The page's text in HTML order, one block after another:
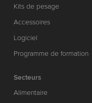
Kits de pesage
Accessoires
Logiciel
Programme de formation
Secteurs
Alimentaire